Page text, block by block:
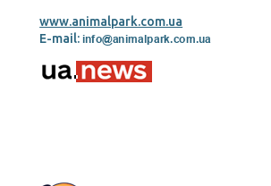
www.animalpark.com.ua
E-mail: